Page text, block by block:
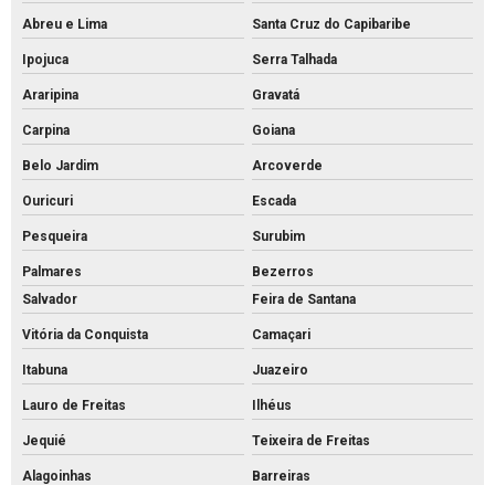
Abreu e Lima Santa Cruz do Capibaribe
Ipojuca Serra Talhada
Araripina Gravatá
Carpina Goiana
Belo Jardim Arcoverde
Ouricuri Escada
Pesqueira Surubim
Palmares
Bezerros
Salvador
Feira de Santana
Vitória da Conquista Camaçari
Itabuna Juazeiro
Lauro de Freitas Ilhéus
Jequié Teixeira de Freitas
Alagoinhas Barreiras